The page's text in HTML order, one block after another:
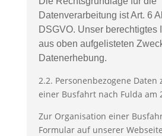
Datenverarbeitung ist Art. 6
DSGVO. Unser berechtigtes
aus oben aufgelisteten
Datenerhebung.
2.2. Personenbezogene
einer Busfahrt nach Fulda am
Zur Organisation einer
Formular auf unserer